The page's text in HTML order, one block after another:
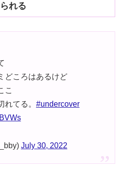
れる
どころはあるけど
こ
てる。 #undercover
July 30, 2022